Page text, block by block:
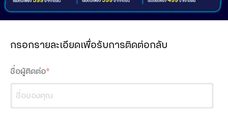
Cloud PBX
dtac Mobile Security
กรอกรายละเอียดเพื่อรับการติดต่อกลับ
ชื่อผู้ติดต่อ*